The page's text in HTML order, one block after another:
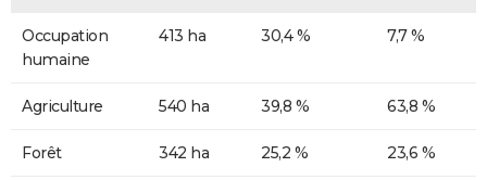
Occupation
humaine
413 ha 30,4 % 7,7 %
Agriculture 540 ha 39,8 % 63,8 %
Forêt 342 ha 25,2 % 23,6 %